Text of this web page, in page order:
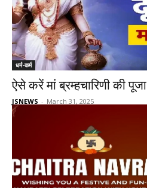
धर्म-कर्म
ऐसे करें मां ब्रम्हचारिणी की पूजा
JSNEWS - March 31, 2025